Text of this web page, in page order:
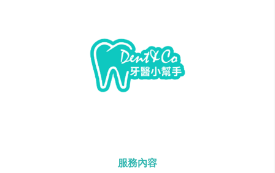
服務內容